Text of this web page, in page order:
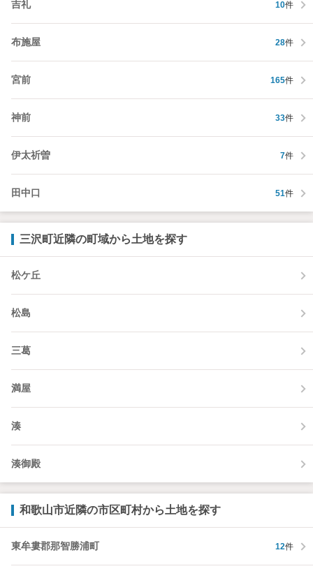
吉礼 10件
布施屋 28件
宮前 165件
神前 33件
伊太祈曽 7件
田中口 51件
三沢町近隣の町域から土地を探す
松ケ丘
松島
三葛
満屋
湊
湊御殿
和歌山市近隣の市区町村から土地を探す
東牟婁郡那智勝浦町 12件